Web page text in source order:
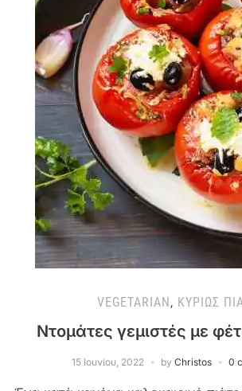
VEGETARIAN, ΚΥΡΊΩΣ
Ντομάτες γεμιστές με
15 Ιουνίου, 2022 by Christos 0